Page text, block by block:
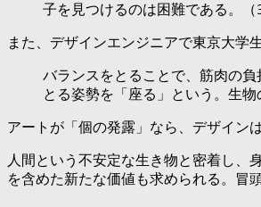
子を見つけるのは困難である。（
また、デザインエンジニアで東京大学
バランスをとることで、筋肉の
とる姿勢を「座る」という。生
アートが「個の発露」なら、デザイン
人間という不安定な生き物と密着し、
を含めた新たな価値も求められる。冒